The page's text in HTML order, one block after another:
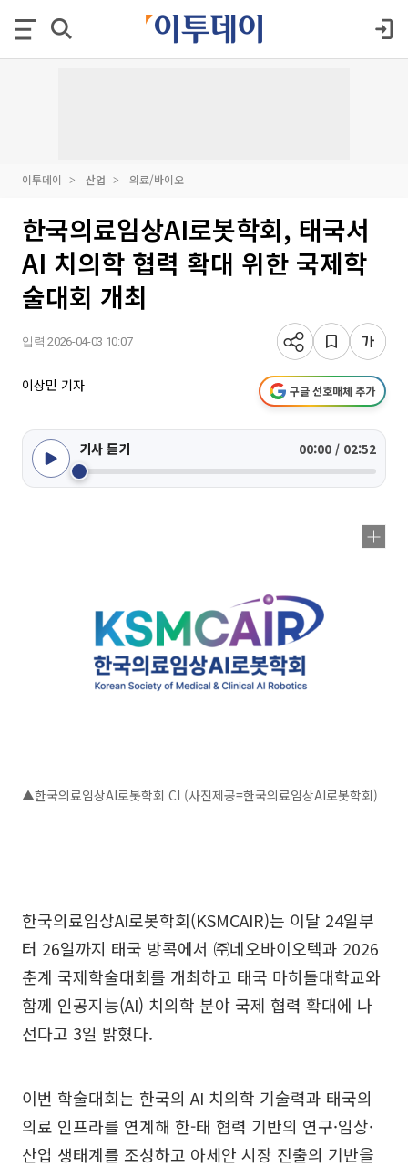
이투데이 산업 의료/바이오
한국의료임상AI로봇학회, 태국서
AI 치의학 협력 확대 위한 국제학
술대회 개최
입력 2026-04-03 10:07
이상민 기자 구글 선호매체 추가
기사 듣기 00:00 / 02:52
▲한국의료임상AI로봇학회 CI (사진제공=한국의료임상AI로봇학회)
한국의료임상AI로봇학회(KSMCAIR)는 이달 24일부
터 26일까지 태국 방콕에서 ㈜네오바이오텍과 2026
춘계 국제학술대회를 개최하고 태국 마히돌대학교와
함께 인공지능(AI) 치의학 분야 국제 협력 확대에 나
선다고 3일 밝혔다.
이번 학술대회는 한국의 AI 치의학 기술력과 태국의
의료 인프라를 연계해 한-태 협력 기반의 연구·임상·
산업 생태계를 조성하고 아세안 시장 진출의 기반을